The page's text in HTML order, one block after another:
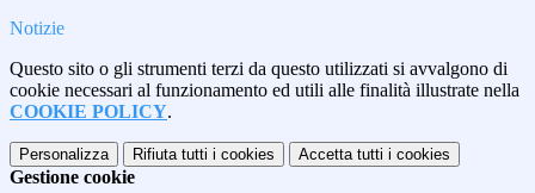
Notizie
Questo sito o gli strumenti terzi da questo utilizzati si avvalgono di
cookie necessari al funzionamento ed utili alle finalità illustrate nella
COOKIE POLICY.
Personalizza Rifiuta tutti i cookies Accetta tutti i cookies
Gestione cookie